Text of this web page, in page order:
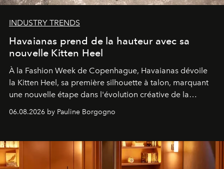
INDUSTRY TRENDS
Havaianas prend de la hauteur avec sa
nouvelle Kitten Heel
À la Fashion Week de Copenhague, Havaianas dévoile
la Kitten Heel, sa première silhouette à talon, marquant
une nouvelle étape dans l'évolution créative de la
06.08.2026 by Pauline Borgogno